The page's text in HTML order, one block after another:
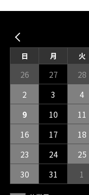
日 月 火
26 27 28
2
3 4
9
10 11
16
17 18
23
24 25
30
31 1